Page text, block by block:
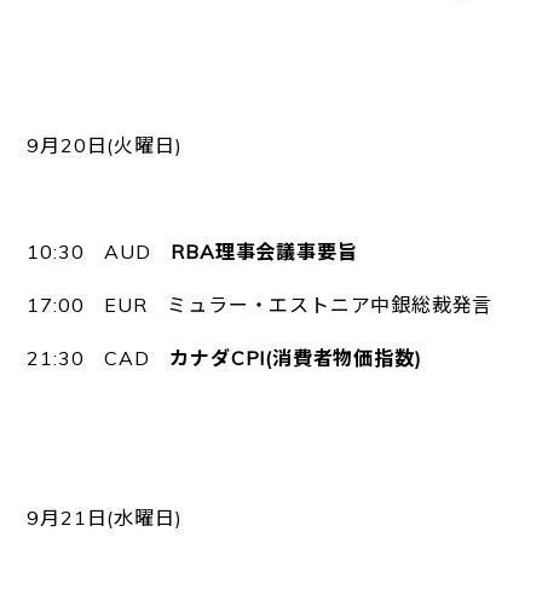
9月20日(火曜日)
10:30 AUD RBA理事会議事要旨
17:00 EUR ミュラー・エストニア中銀総裁発言
21:30 CAD カナダCPI(消費者物価指数)
9月21日(水曜日)